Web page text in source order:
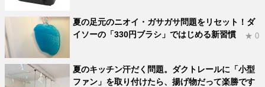
夏の足元のニオイ・ガサガサ問題をリセット！ダ
イソーの「330円ブラシ」ではじめる新習慣
★ 0
夏のキッチン汗だく問題。ダクトレールに「小型
ファン」を取り付けたら、揚げ物だって楽勝です